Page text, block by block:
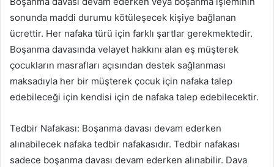
sonunda maddi durumu kötüleşecek kişiye bağlanan
ücrettir. Her nafaka türü için farklı şartlar gerekmektedir.
Boşanma davasında velayet hakkını alan eş müşterek
çocukların masrafları açısından destek sağlanması
maksadıyla her bir müşterek çocuk için nafaka talep
edebileceği için kendisi için de nafaka talep edebilecektir.
Tedbir Nafakası: Boşanma davası devam ederken
alınabilecek nafaka tedbir nafakasıdır. Tedbir nafakası
sadece boşanma davası devam ederken alınabilir. Dava